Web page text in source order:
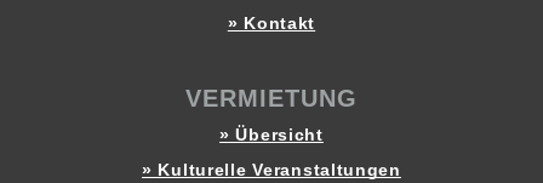
» Kontakt
VERMIETUNG
» Übersicht
» Kulturelle Veranstaltungen